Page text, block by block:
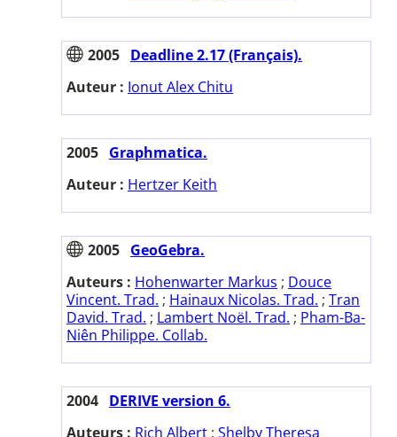
2005 Deadline 2.17 (Français).
Auteur : Ionut Alex Chitu
2005 Graphmatica.
Auteur : Hertzer Keith
2005 GeoGebra.
Auteurs : Hohenwarter Markus ; Douce
Vincent. Trad. ; Hainaux Nicolas. Trad. ; Tran
David. Trad. ; Lambert Noël. Trad. ; Pham-Ba-
Niên Philippe. Collab.
2004 DERIVE version 6.
Auteurs : Rich Albert ; Shelby Theresa